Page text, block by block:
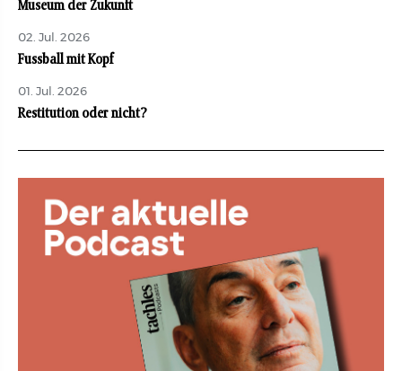
Museum der Zukunft
02. Jul. 2026
Fussball mit Kopf
01. Jul. 2026
Restitution oder nicht?